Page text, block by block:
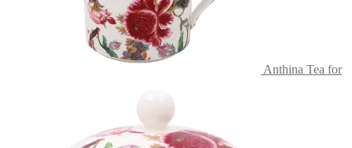
Anthina Tea for